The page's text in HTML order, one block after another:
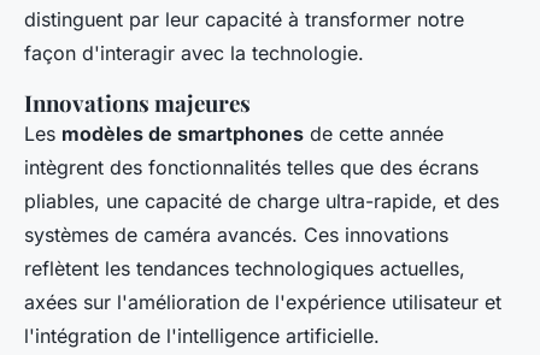
distinguent par leur capacité à transformer notre
façon d'interagir avec la technologie.
Innovations majeures
Les modèles de smartphones de cette année
intègrent des fonctionnalités telles que des écrans
pliables, une capacité de charge ultra-rapide, et des
systèmes de caméra avancés. Ces innovations
reflètent les tendances technologiques actuelles,
axées sur l'amélioration de l'expérience utilisateur et
l'intégration de l'intelligence artificielle.